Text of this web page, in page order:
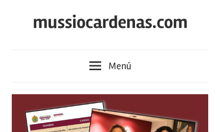
mussiocardenas.com
Menú